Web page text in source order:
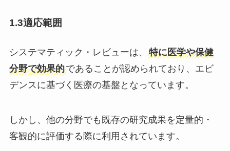
1.3適応範囲
システマティック・レビューは、 特に医学や保健
分野で効果的であることが認められており、エビ
デンスに基づく医療の基盤となっています。
しかし、他の分野でも既存の研究成果を定量的・
客観的に評価する際に利用されています。